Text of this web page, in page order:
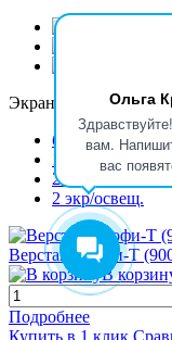
Ольга
вам.
вас
Экран
без экрана
1 экран
2 экрана
2 экр/освещ.
Верстак Профи-Т
В
Подробнее
Купить в 1 клик